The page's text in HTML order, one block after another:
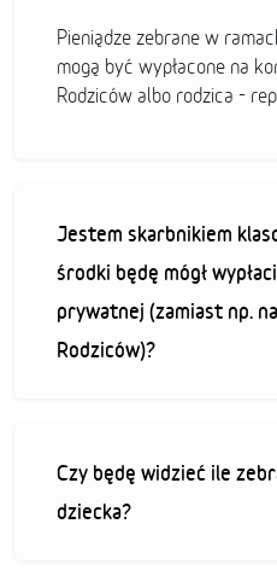
Pieniądze zebrane w
mogą być wypłacone na
Rodziców albo rodzica -
Jestem skarbnikiem
środki będę mógł
prywatnej (zamiast np.
Rodziców)?
Czy będę widzieć ile
dziecka?